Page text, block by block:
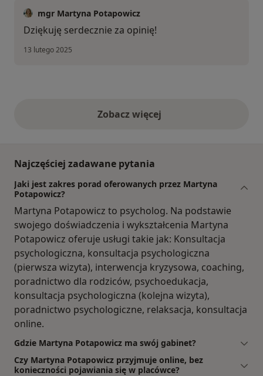
mgr Martyna Potapowicz
Dziękuję serdecznie za opinię!
13 lutego 2025
Zobacz więcejopinie powyżej
Najczęściej zadawane pytania
Jaki jest zakres porad oferowanych przez Martyna
Potapowicz?
Martyna Potapowicz to psycholog. Na podstawie
swojego doświadczenia i wykształcenia Martyna
Potapowicz oferuje usługi takie jak: Konsultacja
psychologiczna, konsultacja psychologiczna
(pierwsza wizyta), interwencja kryzysowa, coaching,
poradnictwo dla rodziców, psychoedukacja,
konsultacja psychologiczna (kolejna wizyta),
poradnictwo psychologiczne, relaksacja, konsultacja
online.
Gdzie Martyna Potapowicz ma swój gabinet?
Czy Martyna Potapowicz przyjmuje online, bez
konieczności pojawiania się w placówce?